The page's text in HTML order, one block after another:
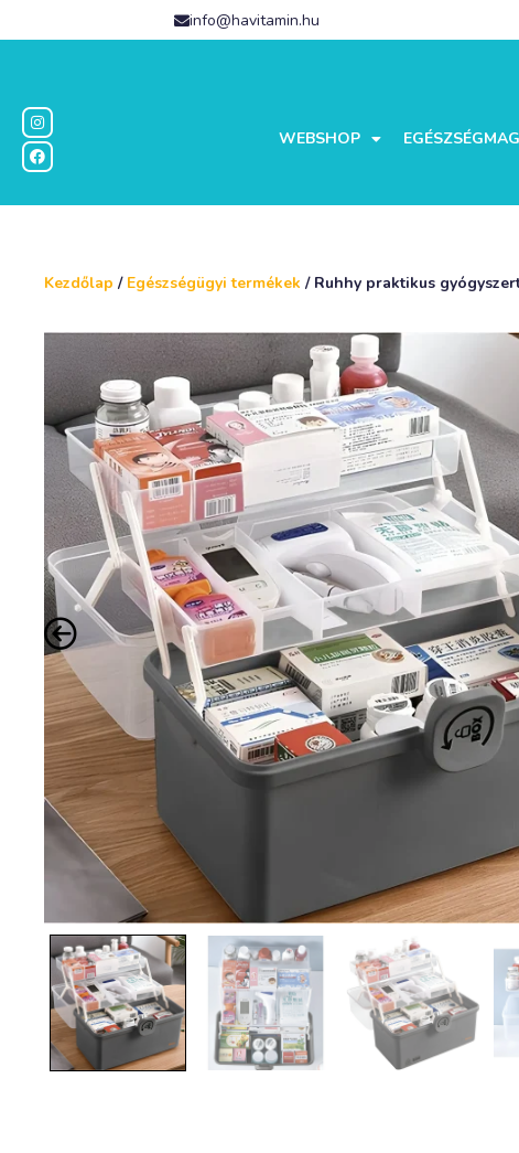
info@havitamin.hu
WEBSHOP
Kezdőlap / Egészségügyi termékek / Ruhhy praktikus